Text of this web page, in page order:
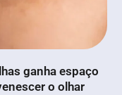
ganha espaço
o olhar